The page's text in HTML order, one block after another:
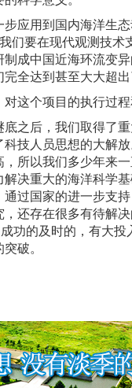
应用到国内海洋生
们要在现代观测技
成中国近海环流变
全达到甚至大大超出
这个项目的执行过
之后，我们取得了
技人员思想的大解
所以我们多少年来
决重大的海洋科学
过国家的进一步支
还存在很多有待解
功的及时的，有大
破。